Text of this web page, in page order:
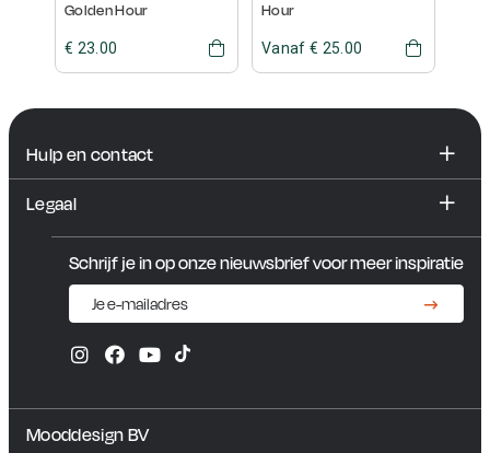
Golden Hour
€ 23.00
Hour
Vanaf € 25.00
Hulp en contact
FAQ
Legaal
Schrijf je in op onze nieuwsbrief voor meer inspiratie
Mooddesign BV